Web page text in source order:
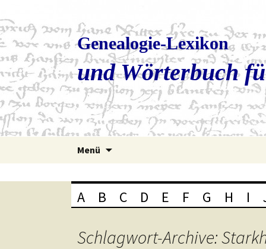
Genealogie-Lexikon
und Wörterbuch
Menü
A B C D E F G H I
Schlagwort-Archive: